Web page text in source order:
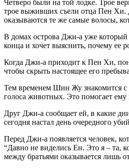
Четверо были на той лодке. Трое
трое выживших съели отца Пен Хи.
оказываются те же самые волосы,
В домах острова Джи-а уже который
конца и хочет выяснить, почему ее
Когда Джи-а приходит к Пен Хи,
чтобы скрыть настоящее его
Тем временем Шин Жу знакомится с
голоса животных. Это помогает ему
Друг Джи-а сообщает ей, в какие
сегодня настал день очередного
Перед Джи-а появляется человек,
“Давно не виделись Ен. Это я – та,
между братьями оказывается лишь